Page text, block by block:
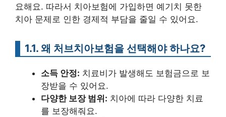
요해요. 따라서 치아보험에 가입하면 예기치 못한
치아 문제로 인한 경제적 부담을 줄일 수 있어요.
1.1. 왜 처브치아보험을 선택해야 하나요?
소득 안정: 치료비가 발생해도 보험금으로 보
장받을 수 있어요.
다양한 보장 범위: 치아에 따라 다양한 치료
를 보장해줘요.